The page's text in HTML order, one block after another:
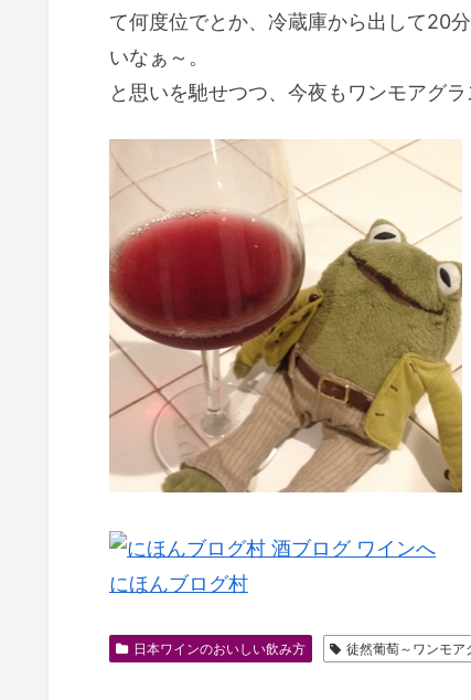
て何度位でとか、冷蔵庫から出して20
いなぁ～。
と思いを馳せつつ、今夜もワンモアグラ
にほんブログ村
日本ワインのおいしい飲み方 徒然葡萄～ワンモア